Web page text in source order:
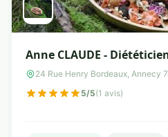
Anne CLAUDE -
épicurienne
24 Rue Henry Bordeaux, Annecy
5/5(1 avis)